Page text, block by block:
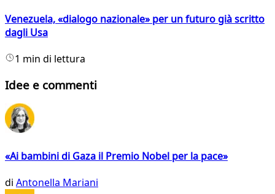
Venezuela, «dialogo nazionale» per un futuro già scritto
dagli Usa
1 min di lettura
Idee e commenti
«Ai bambini di Gaza il Premio Nobel per la pace»
di Antonella Mariani